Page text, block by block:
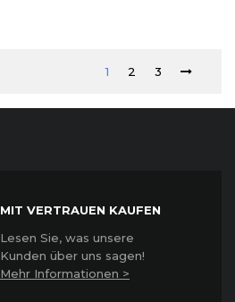
1 2 3
MIT VERTRAUEN KAUFEN
Lesen Sie, was unsere
Kunden über uns sagen!
Mehr Informationen >